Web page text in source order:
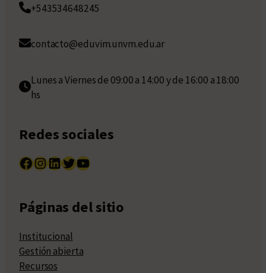
+543534648245
contacto@eduvim.unvm.edu.ar
Lunes a Viernes de 09:00 a 14:00 y de 16:00 a 18:00
hs
Redes sociales
Facebook InstagramLinkedIn Twitter YouTube
Páginas del sitio
Institucional
Gestión abierta
Recursos